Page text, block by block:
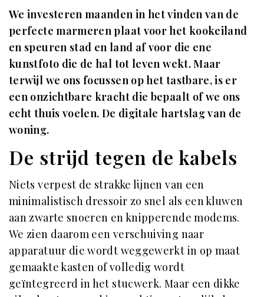
We investeren maanden in het vinden van de
perfecte marmeren plaat voor het kookeiland
en speuren stad en land af voor die ene
kunstfoto die de hal tot leven wekt. Maar
terwijl we ons focussen op het tastbare, is er
een onzichtbare kracht die bepaalt of we ons
echt thuis voelen. De digitale hartslag van de
woning.
De strijd tegen de kabels
Niets verpest de strakke lijnen van een
minimalistisch dressoir zo snel als een kluwen
aan zwarte snoeren en knipperende modems.
We zien daarom een verschuiving naar
apparatuur die wordt weggewerkt in op maat
gemaakte kasten of volledig wordt
geïntegreerd in het stucwerk. Maar een dikke